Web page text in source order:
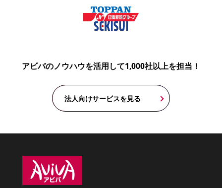
アビバのノウハウを活用して1,000社以上を担当！
法人向けサービスを見る